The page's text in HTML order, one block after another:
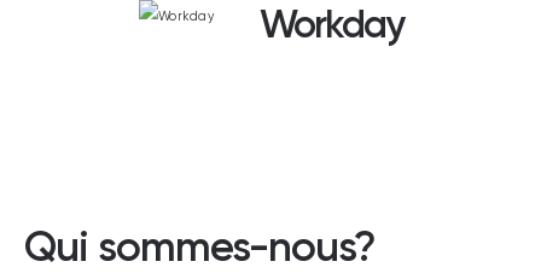
Workday
Qui sommes-nous?